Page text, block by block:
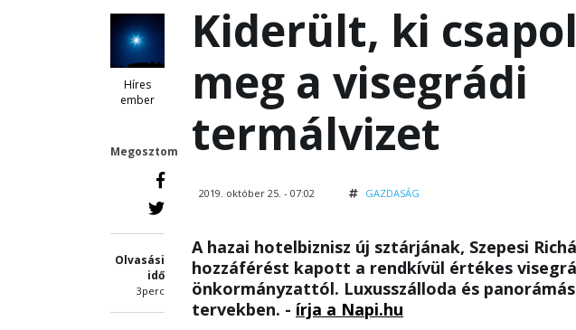
Híres
ember
Megosztom
Olvasási
idő
3perc
Kiderült, ki
meg a visegrádi
termálvizet
2019. október 25. - 07:02 GAZDASÁG
A hazai hotelbiznisz új sztárjának, Szepesi
hozzáférést kapott a rendkívül értékes
önkormányzattól. Luxusszálloda és
tervekben. - írja a Napi.hu